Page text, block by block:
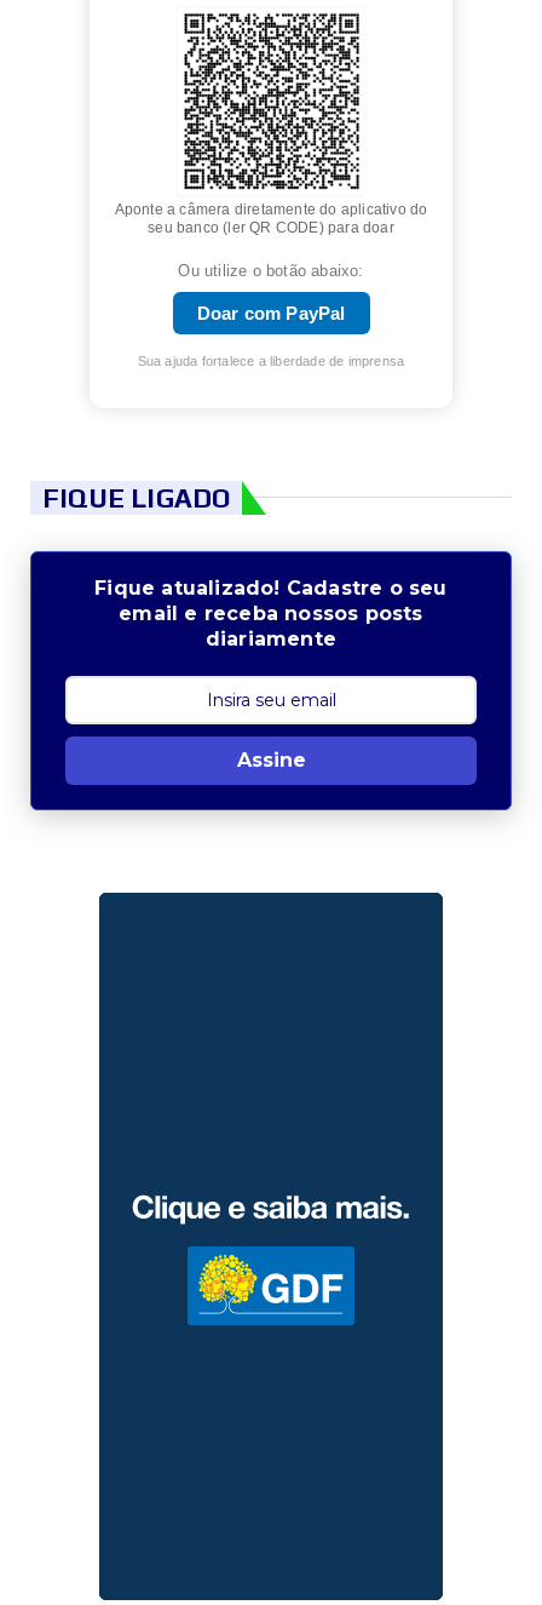
Aponte a câmera diretamente do aplicativo do
seu banco (ler QR CODE) para doar
Ou utilize o botão abaixo:
Doar com PayPal
Sua ajuda fortalece a liberdade de imprensa
FIQUE LIGADO
Fique atualizado! Cadastre o seu
email e receba nossos posts
diariamente
Assine